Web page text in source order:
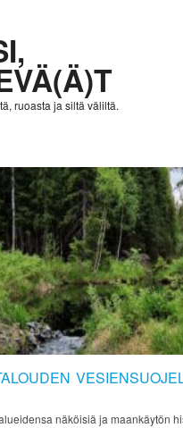
ruoasta ja siltä väliltä.
näköisiä ja maankäytön